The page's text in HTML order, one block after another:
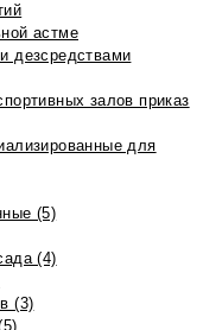
астме
дезсредствами
залов приказ
для
(5)
(4)
(3)